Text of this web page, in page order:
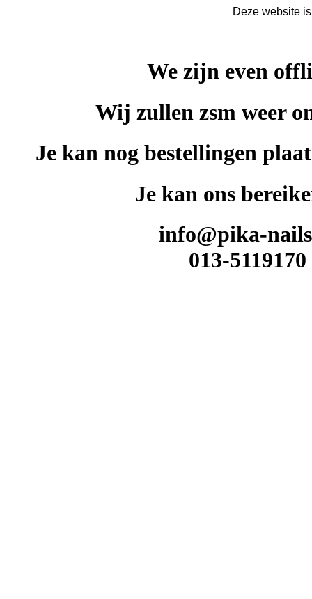
Deze website
We zijn even
Wij zullen zsm weer
Je kan nog bestellingen
Je kan ons
info@pika-
013-5119170